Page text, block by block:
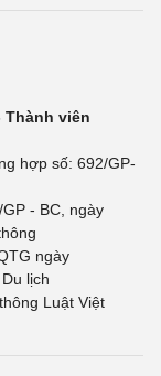
Thành viên
hợp số: 692/GP-
- BC, ngày
ngày
lịch
Luật Việt